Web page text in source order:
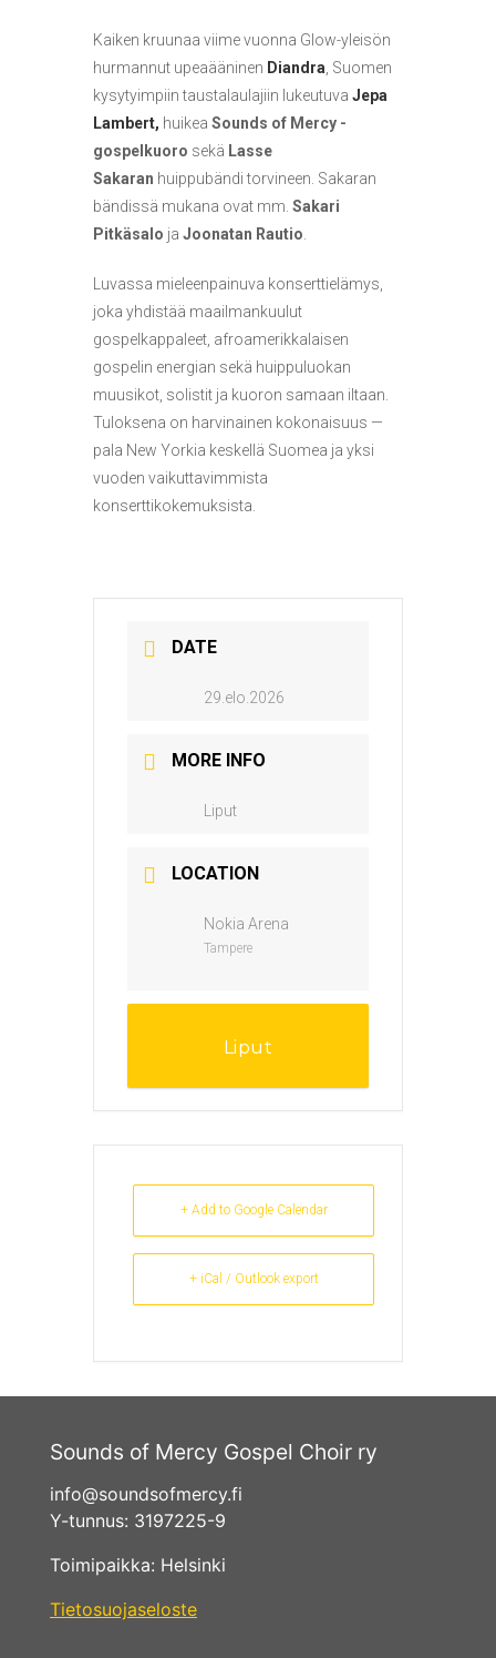
Kaiken kruunaa viime vuonna Glow-yleisön
hurmannut upeaääninen Diandra , Suomen
kysytyimpiin taustalaulajiin lukeutuva Jepa
Lambert, huikea Sounds of Mercy -
gospelkuoro sekä Lasse
Sakaran huippubändi torvineen. Sakaran
bändissä mukana ovat mm. Sakari
Pitkäsalo ja Joonatan Rautio
Luvassa mieleenpainuva konserttielämys,
joka yhdistää maailmankuulut
gospelkappaleet, afroamerikkalaisen
gospelin energian sekä huippuluokan
muusikot, solistit ja kuoron samaan iltaan.
Tuloksena on harvinainen kokonaisuus —
pala New Yorkia keskellä Suomea ja yksi
vuoden vaikuttavimmista
konserttikokemuksista.
DATE
29.elo.2026
MORE INFO
Liput
LOCATION
Nokia Arena
Tampere
Liput
+ Add to Google Calendar
+ iCal / Outlook export
Sounds of Mercy Gospel Choir ry
info@soundsofmercy.fi
Y-tunnus: 3197225-9
Toimipaikka: Helsinki
Tietosuojaseloste